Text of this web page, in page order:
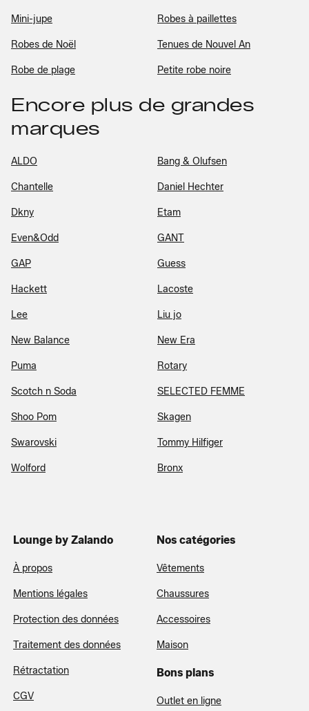
Mini-jupe Robes à paillettes
Robes de Noël Tenues de Nouvel An
Robe de plage Petite robe noire
Encore plus de grandes
marques
ALDO Bang & Olufsen
Chantelle Daniel Hechter
Dkny Etam
Even&Odd GANT
GAP Guess
Hackett Lacoste
Lee Liu jo
New Balance New Era
Puma Rotary
Scotch n Soda SELECTED FEMME
Shoo Pom Skagen
Swarovski Tommy Hilfiger
Wolford Bronx
Lounge by Zalando
À propos
Mentions légales
Protection des données
Traitement des données
Rétractation
CGV
Nos catégories
Vêtements
Chaussures
Accessoires
Maison
Bons plans
Outlet en ligne